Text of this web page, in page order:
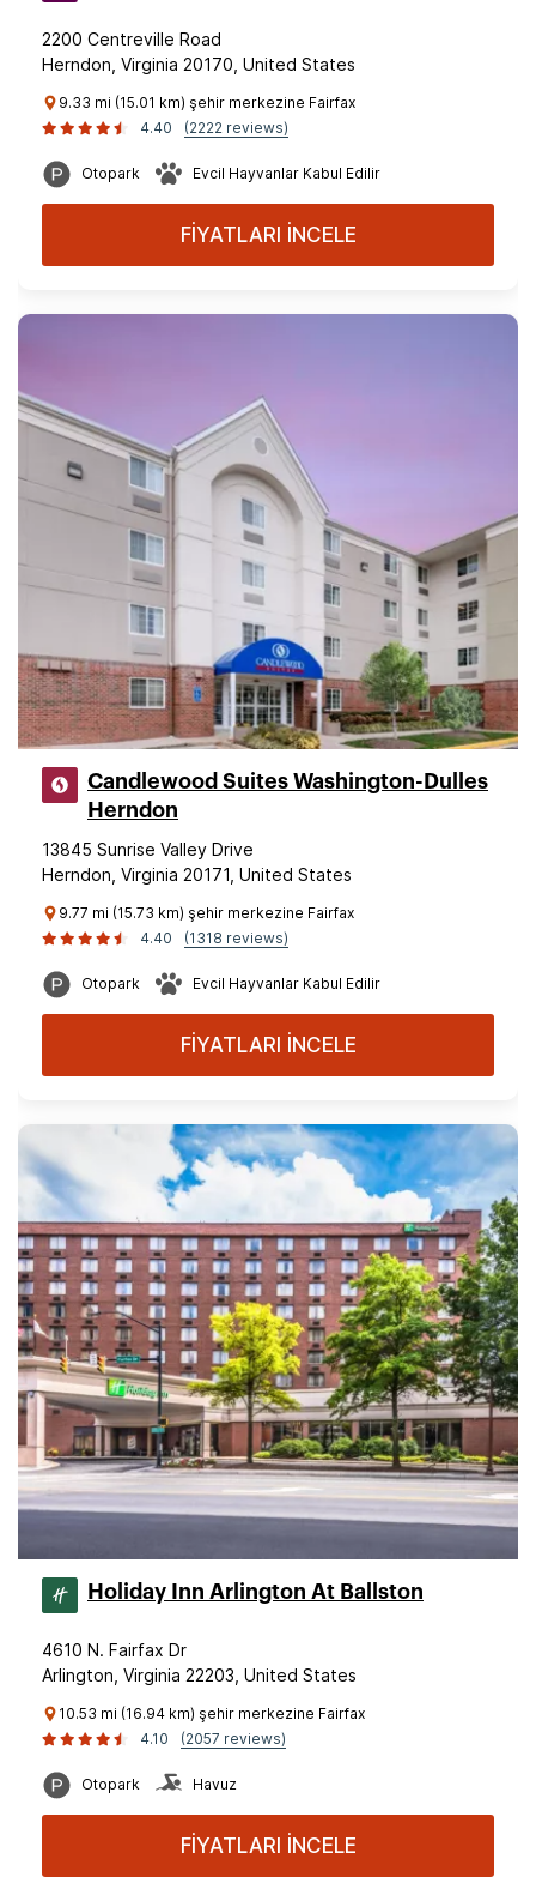
2200 Centreville Road
Herndon, Virginia 20170, United States
9.33 mi (15.01 km) şehir merkezine Fairfax
4.40
(2222 reviews)
Otopark Evcil Hayvanlar Kabul Edilir
FİYATLARI İNCELE
Candlewood Suites Washington-Dulles
Herndon
13845 Sunrise Valley Drive
Herndon, Virginia 20171, United States
9.77 mi (15.73 km) şehir merkezine Fairfax
4.40
(1318 reviews)
Otopark Evcil Hayvanlar Kabul Edilir
FİYATLARI İNCELE
Holiday Inn Arlington At Ballston
4610 N. Fairfax Dr
Arlington, Virginia 22203, United States
10.53 mi (16.94 km) şehir merkezine Fairfax
4.10
(2057 reviews)
Otopark Havuz
FİYATLARI İNCELE